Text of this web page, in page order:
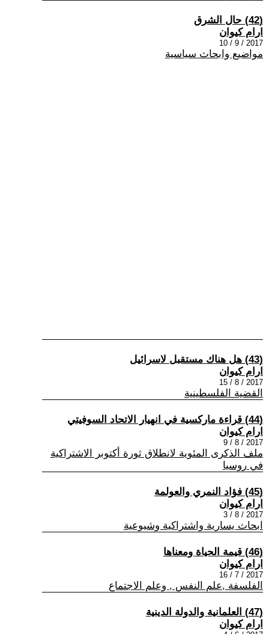
(42) حال الشرق
ارام كيوان
2017 / 9 / 10
مواضيع وابحاث سياسية
(43) هل هناك مستقبل لاسرائيل
ارام كيوان
2017 / 8 / 15
القضية الفلسطينية
(44) قراءة ماركسية في انهيار الاتحاد السوفيتي
ارام كيوان
2017 / 8 / 9
ملف الذكرى المئوية لانطلاق ثورة أكتوبر الاشتراكية
في روسيا
(45) فؤاد النمري والعولمة
ارام كيوان
2017 / 8 / 3
ابحاث يسارية واشتراكية وشيوعية
(46) قيمة الحياة ومعناها
ارام كيوان
2017 / 7 / 16
الفلسفة ,علم النفس , وعلم الاجتماع
(47) العلمانية والدولة الدينية
ارام كيوان